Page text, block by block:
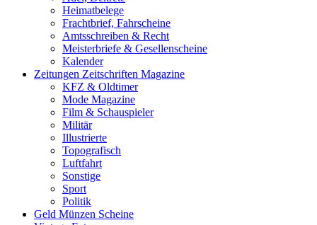
Heimatbelege
Frachtbrief, Fahrscheine
Amtsschreiben & Recht
Meisterbriefe & Gesellenscheine
Kalender
Zeitungen Zeitschriften Magazine
KFZ & Oldtimer
Mode Magazine
Film & Schauspieler
Militär
Illustrierte
Topografisch
Luftfahrt
Sonstige
Sport
Politik
Geld Münzen Scheine